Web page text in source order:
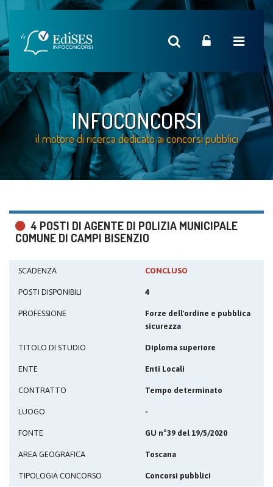
INFOCONCORSI
il motore di ricerca dedicato ai concorsi pubblici
4 POSTI DI AGENTE DI POLIZIA MUNICIPALE
COMUNE DI CAMPI BISENZIO
SCADENZA CONCLUSO
POSTI DISPONIBILI 4
PROFESSIONE
Forze dell'ordine e pubblica
sicurezza
TITOLO DI STUDIO Diploma superiore
ENTE Enti Locali
CONTRATTO Tempo determinato
LUOGO -
FONTE GU n°39 del 19/5/2020
AREA GEOGRAFICA Toscana
TIPOLOGIA CONCORSO Concorsi pubblici